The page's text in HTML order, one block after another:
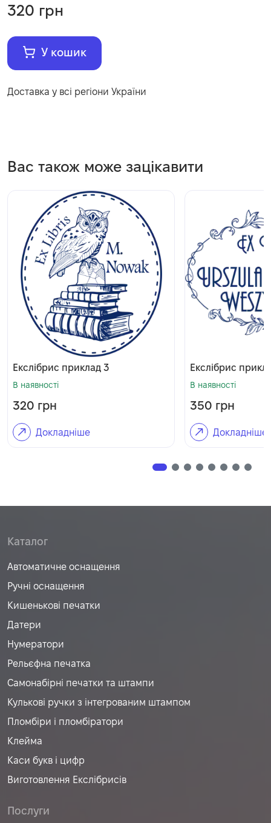
320 грн
У кошик
Доставка у всі регіони України
Вас також може зацікавити
Екслібрис приклад 3
В наявності
320 грн
Докладніше
Екслібрис
В наявності
350 грн
Докладніше
Послуги
Каталог
Автоматичне оснащення
Ручні оснащення
Кишенькові печатки
Датери
Нумератори
Рельєфна печатка
Самонабірні печатки та штампи
Кулькові ручки з інтегрованим штампом
Пломбіри і пломбіратори
Клейма
Каси букв і цифр
Виготовлення Екслібрисів